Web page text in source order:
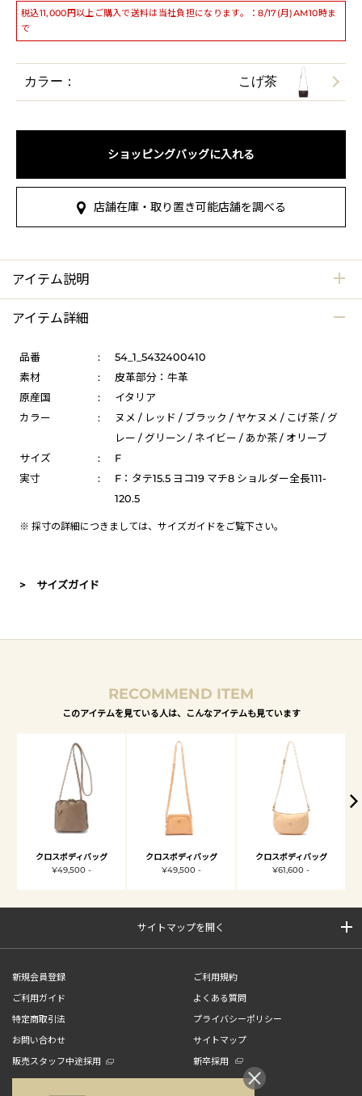
税込11,000円以上ご購入で送料は当社負担になります。：8/17(月)AM10時ま
で
カラー： こげ茶
ショッピングバッグに入れる
店舗在庫・取り置き可能店舗を調べる
アイテム説明
アイテム詳細
品番 :
54_1_5432400410
素材
:
皮革部分：牛革
原産国
:
イタリア
カラー
:
ヌメ / レッド / ブラック / ヤケヌメ / こげ茶 / グ
レー / グリーン / ネイビー / あか茶 / オリーブ
サイズ
:
F
実寸
:
F：タテ15.5 ヨコ19 マチ8 ショルダー全長111-
120.5
※ 採寸の詳細につきましては、 サイズガイドをご覧下さい。
> サイズガイド
RECOMMEND ITEM
このアイテムを見ている人は、こんなアイテムも見ています
クロスボディバッグ
¥49,500 -
クロスボディバッグ
¥49,500 -
クロスボディバッグ
¥61,600 -
サイトマップを開く
新規会員登録
ご利用規約
ご利用ガイド
よくある質問
特定商取引法
プライバシーポリシー
お問い合わせ
サイトマップ
販売スタッフ中途採用
新卒採用